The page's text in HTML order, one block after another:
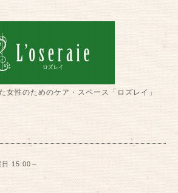
女性のためのケア・スペース「ロズレイ」
日 15:00～